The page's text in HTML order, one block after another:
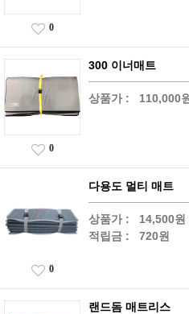
0
300 이너매트
상품가 : 110,000원
0
다용도 멀티 매트
상품가 : 14,500원
적립금 : 720원
0
랜드돔 매트리스